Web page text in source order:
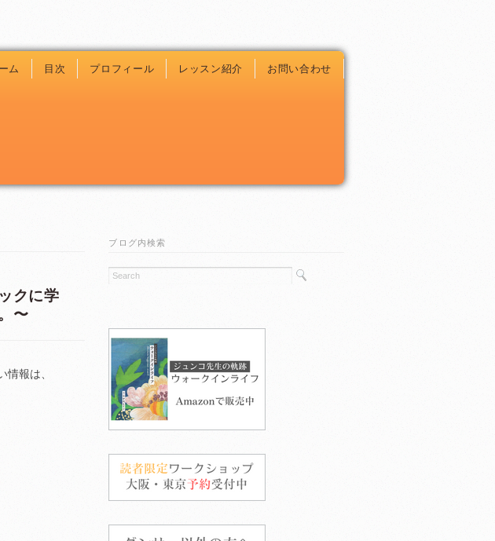
ム 目次 プロフィール レッスン紹介 お問い合わせ
クに学
。〜
情報は、
ブログ内検索